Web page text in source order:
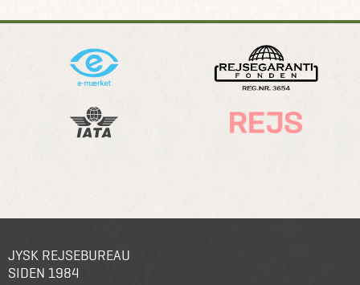
JYSK REJSEBUREAU
SIDEN 1984